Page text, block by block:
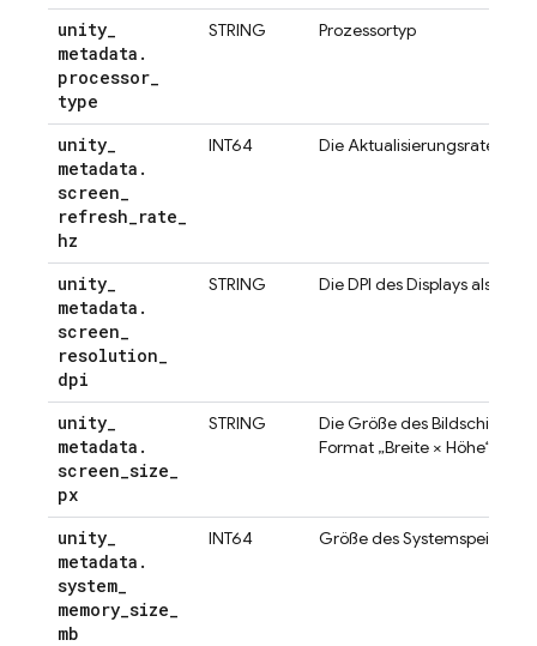
unity_
metadata .
processor_
type
STRING Prozessortyp
unity_
metadata .
screen_
refresh_rate_
hz
INT64 Die Aktualisierungsrate des
unity_
metadata .
screen_
resolution_
dpi
STRING Die DPI des Displays als
unity_
metadata .
screen_size_
px
STRING
Die Größe des Bildschirms
Format „Breite × Höhe“
unity_
metadata .
system_
memory_size_
mb
INT64 Größe des Systemspeichers